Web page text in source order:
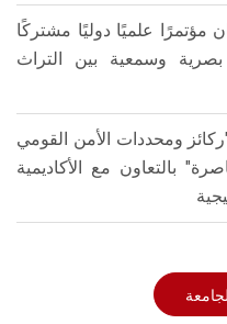
مؤتمرًا علميًا دوليًا مشتركًا
بصرية وسمعية بين التراث
ومحددات الأمن القومي
بالتعاون مع الأكاديمية